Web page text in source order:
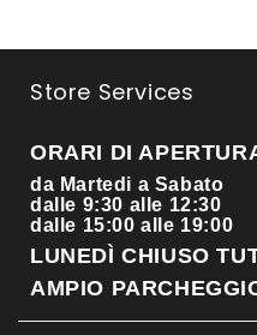
Store Services
ORARI DI
da Martedi a Sabato
dalle 9:30 alle 12:30
dalle 15:00 alle 19:00
LUNEDÌ CHIUSO
AMPIO